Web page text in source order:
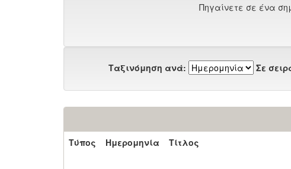
Πηγαίνετε σε ένα
Ταξινόμηση ανά: Σε
Τύπος
Ημερομηνία Τίτλος